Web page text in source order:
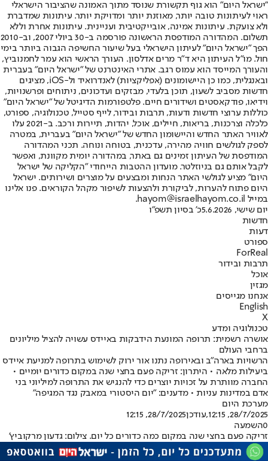
"ישראל היום" הוא גוף תקשורת שנוסד מתוך האמונה שהציבור הישראלי
ראוי לעיתונות טובה יותר, מאוזנת יותר ומדויקת יותר. עיתונות שמדברת
ולא צועקת. עיתונות אמינה, אובייקטיבית ועניינית. עיתונות אחרת וללא
תשלום. המהדורה המודפסת הראשונה פורסמה ב-30 ביולי 2007, וב-2010
הפך "ישראל היום" לעיתון הישראלי בעל שיעור החשיפה הגבוה ביותר בימי
חול. מו"ל העיתון היא ד"ר מרים אדלסון. העורך הראשי הוא עמר לחמנוביץ,
והעורך המייסד הוא עמוס רגב. אתרי האינטרנט של "ישראל היום" בעברית
ובאנגלית, כמו כן היישומונים (אפליקציות) לאנדרואיד ול-iOS, מציגים
חדשות מסביב לשעון, תוכן בלעדי, מבזקים ועדכונים, ניתוחים ופרשנויות,
וידיאו, פודקאסטים ושידורים חיים. פלטפורמות הדיגיטל של "ישראל היום"
כוללות ערוצי חדשות ודעות, תרבות ובידור, לייף סטייל, טכנולוגיה, ספורט,
כלכלה וצרכנות, בריאות, חיילים, אוכל, יהדות, תיירות ורכב. ב-2021 עלו
לאוויר האתר החדש והיישומון החדש של "ישראל היום" בעברית, במטרה
לספק לגולשים חוויה מהירה, עדכנית, בטוחה ונוחה. תכני המהדורה
המודפסת של העיתון זמינים גם באתר, במהדורה יומית מקוונת, ואפשר
לקבל אותם גם בניוזלטר. מועדון ההטבות הייחודי "הקליקה של ישראל
היום" מציע לגולשי האתר הנחות ומבצעים על מוצרים ושירותים. ישראל
היום פתוח להערות, לביקורת ולהצעות לשיפור מקהל הקוראים. פנו אלינו
במייל hayom@israelhayom.co.il.
יום שישי, 5.6.2026
כ' בסיון תשפ"ו
חדשות
דעות
ספורט
ForReal
תרבות ובידור
אוכל
מגזין
אנחנו מגייסים
English
X
טכנולוגיה ומדע
אושרה רשמית: תרופה המונעת הידבקות באיידס עשויה להציל מיליונים
ברחבי העולם
הרשויות בארה"ב ובאירופה נתנו אור ירוק לשימוש בתרופה למניעת איידס
ביעילות מלאה • היתרון: זריקה פעם בחצי שנה במקום כדורים יומיים •
החברה מוותרת על זכויות יוצרים כדי להנגיש את התרופה למיליוני בני
אדם במדינות עניות • מדענים: "יום היסטורי במאבק נגד המגיפה"
מערכת היום
28/7/2025, 12:15
,עודכן28/7/2025, 12:15
0השמעה
זריקה פעם בחצי שנה במקום כמה כדורים כל יום. צילום: גדעון מרקוביץ'